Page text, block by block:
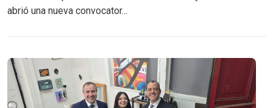
abrió una nueva convocator...